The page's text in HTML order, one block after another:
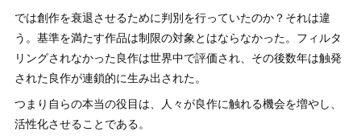
では創作を衰退させるために判別を行っていたのか？それは違
う。基準を満たす作品は制限の対象とはならなかった。フィルタ
リングされなかった良作は世界中で評価され、その後数年は触発
された良作が連鎖的に生み出された。
つまり自らの本当の役目は、人々が良作に触れる機会を増やし、
活性化させることである。